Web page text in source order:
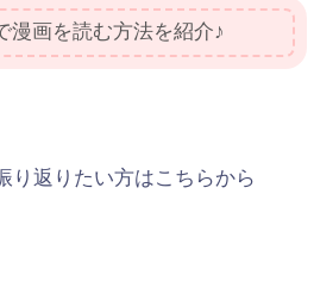
漫画を読む方法を紹介♪
り返りたい方はこちらから